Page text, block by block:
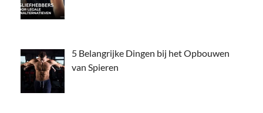
5 Belangrijke Dingen bij het Opbouwen
van Spieren